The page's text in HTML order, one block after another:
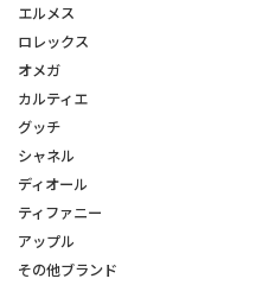
エルメス
ロレックス
オメガ
カルティエ
グッチ
シャネル
ディオール
ティファニー
アップル
その他ブランド